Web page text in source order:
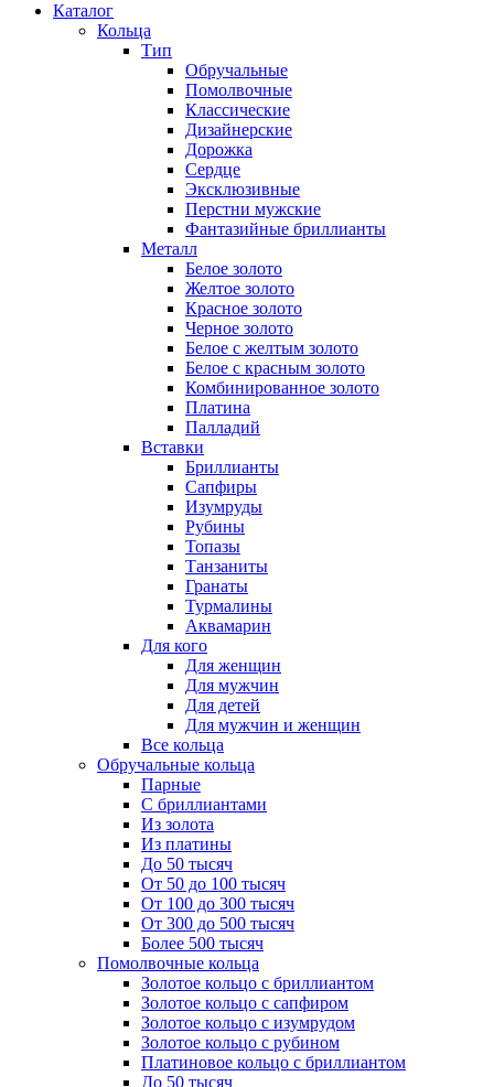
Каталог
Кольца
Тип
Обручальные
Помолвочные
Классические
Дизайнерские
Дорожка
Сердце
Эксклюзивные
Перстни мужские
Фантазийные бриллианты
Металл
Белое золото
Желтое золото
Красное золото
Черное золото
Белое с желтым золото
Белое с красным золото
Комбинированное золото
Платина
Палладий
Вставки
Бриллианты
Сапфиры
Изумруды
Рубины
Топазы
Танзаниты
Гранаты
Турмалины
Аквамарин
Для кого
Для женщин
Для мужчин
Для детей
Для мужчин и женщин
Все кольца
Обручальные кольца
Парные
С бриллиантами
Из золота
Из платины
До 50 тысяч
От 50 до 100 тысяч
От 100 до 300 тысяч
От 300 до 500 тысяч
Более 500 тысяч
Помолвочные кольца
Золотое кольцо с бриллиантом
Золотое кольцо с сапфиром
Золотое кольцо с изумрудом
Золотое кольцо с рубином
Платиновое кольцо с бриллиантом
До 50 тысяч